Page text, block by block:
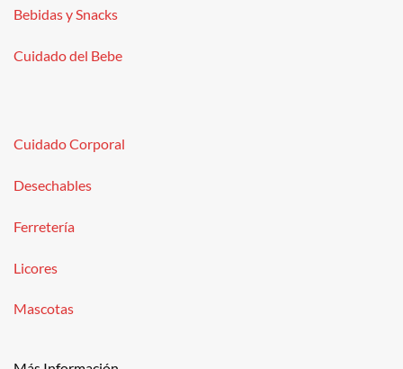
Bebidas y Snacks
Cuidado del Bebe
Cuidado Corporal
Desechables
Ferretería
Licores
Mascotas